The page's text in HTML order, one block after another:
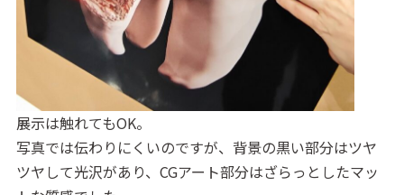
展示は触れてもOK。
写真では伝わりにくいのですが、背景の黒い部分はツヤ
ツヤして光沢があり、CGアート部分はざらっとしたマッ